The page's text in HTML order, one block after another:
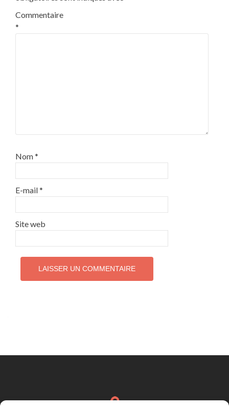
Commentaire
*
Nom*
E-mail*
Site web